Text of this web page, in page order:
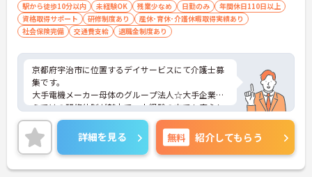
駅から徒歩10分以内 未経験OK 残業少なめ 日勤のみ
年間休日110日以上
資格取得サポート
研修制度あり
産休･育休･介護休暇取得実績あり
社会保険完備
交通費支給 退職金制度あり
京都府宇治市に位置するデイサービスにて介護士募
集です。
大手電機メーカー母体のグループ法人☆大手企業な
らではの研修体制が魅力で、未経験の方でも安心し
てチャレンジできる環境です。
また、年間休日114日とお休みも多め、メリハリを
つけてはたらくことができます。
ご興味のある方には、面接対策ポイントなど、さら
に詳細をお話いたしますので、お気軽にご相談くだ
詳細を見る 無料 紹介してもらう